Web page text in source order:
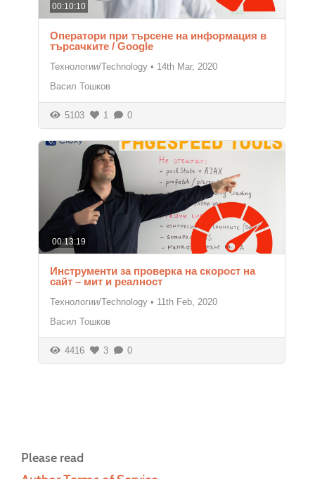
00:10:10
Оператори при търсене на информация в
търсачките / Google
Технологии/Technology • 14th Mar, 2020
Васил Тошков
5103 1 0
00:13:19
Инструменти за проверка на скорост на
сайт – мит и реалност
Технологии/Technology • 11th Feb, 2020
Васил Тошков
4416 3 0
Please read